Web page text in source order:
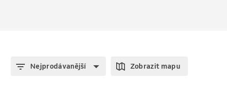
Nejprodávanější Zobrazit mapu